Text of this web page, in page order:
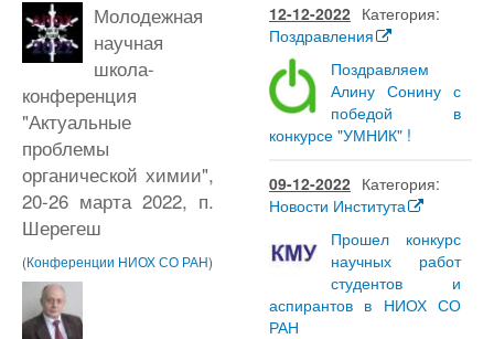
Молодежная
научная
школа-
конференция
"Актуальные
проблемы
органической химии",
20-26 марта 2022, п.
Шерегеш
(Конференции НИОХ СО РАН)
12-12-2022 Категория:
Поздравления
Поздравляем
Алину Сонину с
победой в
конкурсе "УМНИК" !
09-12-2022 Категория:
Новости Института
Прошел конкурс
научных работ
студентов и
аспирантов в НИОХ СО
РАН